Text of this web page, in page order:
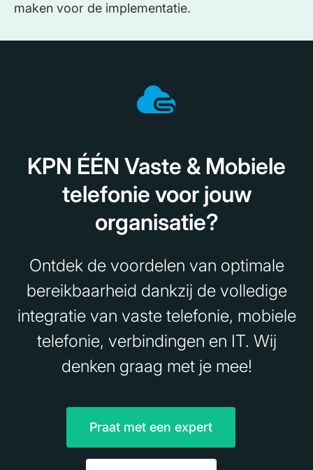
maken voor de implementatie.
KPN ÉÉN Vaste & Mobiele
telefonie voor jouw
organisatie?
Ontdek de voordelen van optimale
bereikbaarheid dankzij de volledige
integratie van vaste telefonie, mobiele
telefonie, verbindingen en IT. Wij
denken graag met je mee!
Praat met een expert